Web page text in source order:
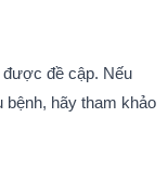
được đề cập. Nếu
bệnh, hãy tham khảo